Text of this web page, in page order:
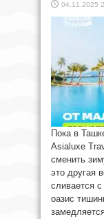
04.11.2025
Пока в
Asialuxe
сменить
это другая
сливается
оазис